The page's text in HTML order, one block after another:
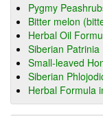
Pygmy
Bitter melon
Herbal Oil
Siberian Patrinia
Small-leaved
Siberian
Herbal Formula